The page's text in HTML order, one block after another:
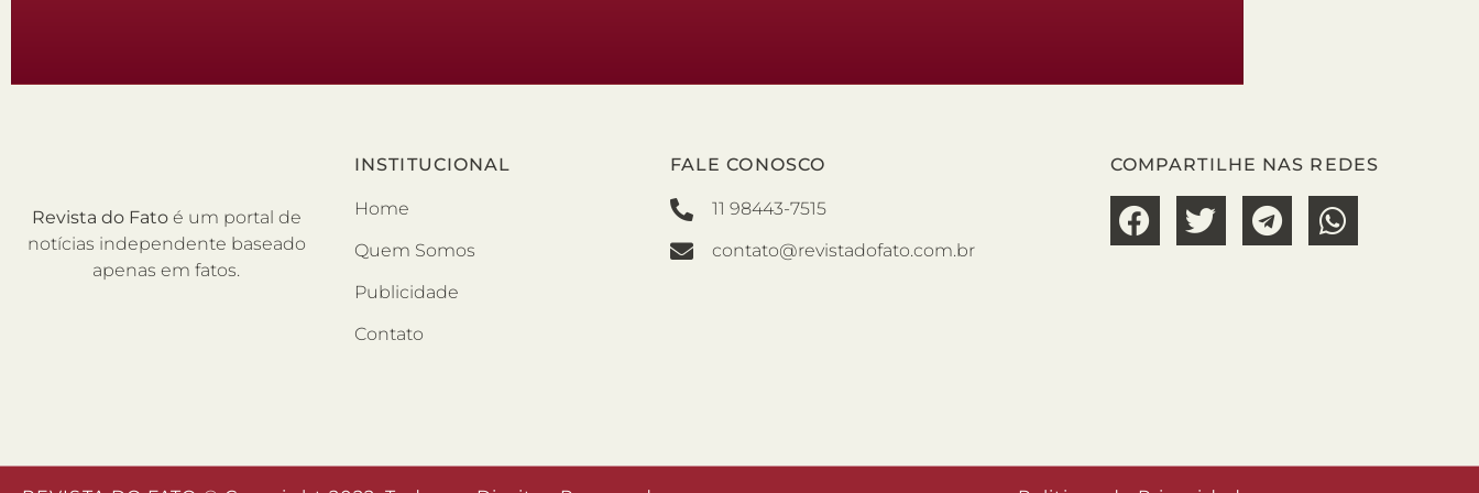
Revista do Fato é um portal de
notícias independente baseado
apenas em fatos.
INSTITUCIONAL
Home
Quem Somos
Publicidade
Contato
FALE CONOSCO
11 98443-7515
contato@revistadofato.com.br
COMPARTILHE NAS REDES